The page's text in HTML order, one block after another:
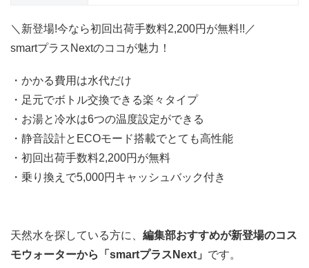
＼新登場!今なら初回出荷手数料2,200円が無料!!／
smartプラスNextのココが魅力！
・かかる費用は水代だけ
・足元でボトル交換できる楽々タイプ
・お湯と冷水は6つの温度設定ができる
・静音設計とECOモード搭載でとても高性能
・初回出荷手数料2,200円が無料
・乗り換えで5,000円キャッシュバック付き
天然水を探している方に、 編集部おすすめが新登場のコス
モウォーターから「smartプラスNext」 です。